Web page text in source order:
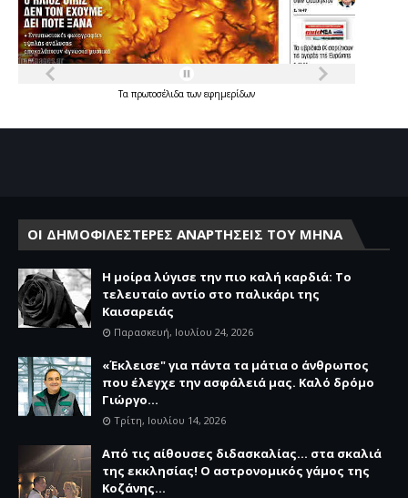
Τα πρωτοσέλιδατων εφημερίδων
ΟΙ ΔΗΜΟΦΙΛΕΣΤΕΡΕΣ ΑΝΑΡΤΗΣΕΙΣ ΤΟΥ ΜΗΝΑ
Η μοίρα λύγισε την πιο καλή καρδιά: Το
τελευταίο αντίο στο παλικάρι της
Καισαρειάς
Παρασκευή, Ιουλίου 24, 2026
«Έκλεισε" για πάντα τα μάτια ο άνθρωπος
που έλεγχε την ασφάλειά μας. Καλό δρόμο
Γιώργο...
Τρίτη, Ιουλίου 14, 2026
Από τις αίθουσες διδασκαλίας… στα σκαλιά
της εκκλησίας! Ο αστρονομικός γάμος της
Κοζάνης...